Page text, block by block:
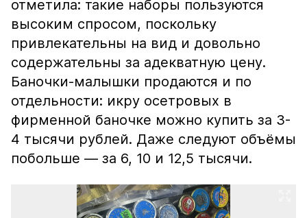
отметила: такие наборы пользуются
высоким спросом, поскольку
привлекательны на вид и довольно
содержательны за адекватную цену.
Баночки-малышки продаются и по
отдельности: икру осетровых в
фирменной баночке можно купить за 3-
4 тысячи рублей. Даже следуют объёмы
побольше — за 6, 10 и 12,5 тысячи.